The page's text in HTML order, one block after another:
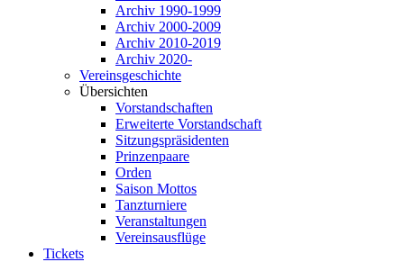
Archiv 1990-1999
Archiv 2000-2009
Archiv 2010-2019
Archiv 2020-
Vereinsgeschichte
Übersichten
Vorstandschaften
Erweiterte Vorstandschaft
Sitzungspräsidenten
Prinzenpaare
Orden
Saison Mottos
Tanzturniere
Veranstaltungen
Vereinsausflüge
Tickets